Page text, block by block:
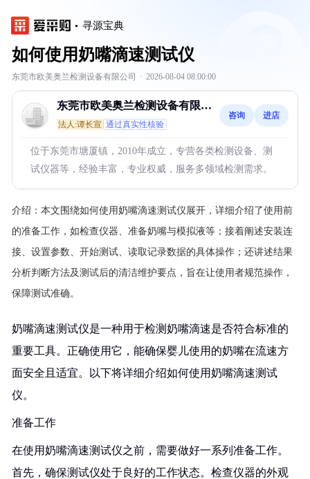
寻源宝典
如何使用奶嘴滴速测试仪
东莞市欧美奥兰检测设备有限公司 · 2026-08-04 08:00:00
东莞市欧美奥兰检测设备有限公
司
法人:谭长宣 通过真实性核验
咨询 进店
位于东莞市塘厦镇，2010年成立，专营各类检测设备、测
试仪器等，经验丰富，专业权威，服务多领域检测需求。
介绍： 本文围绕如何使用奶嘴滴速测试仪展开，详细介绍了使用前
的准备工作，如检查仪器、准备奶嘴与模拟液等；接着阐述安装连
接、设置参数、开始测试、读取记录数据的具体操作；还讲述结果
分析判断方法及测试后的清洁维护要点，旨在让使用者规范操作，
保障测试准确。
奶嘴滴速测试仪是一种用于检测奶嘴滴速是否符合标准的
重要工具。正确使用它，能确保婴儿使用的奶嘴在流速方
面安全且适宜。以下将详细介绍如何使用奶嘴滴速测试
仪。
准备工作
在使用奶嘴滴速测试仪之前，需要做好一系列准备工作。
首先，确保测试仪处于良好的工作状态。检查仪器的外观